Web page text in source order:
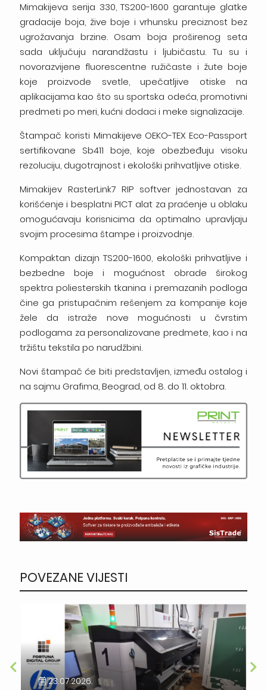
Mimakijeva serija 330, TS200-1600 garantuje glatke
gradacije boja, žive boje i vrhunsku preciznost bez
ugrožavanja brzine. Osam boja proširenog seta
sada uključuju narandžastu i ljubičastu. Tu su i
novorazvijene fluorescentne ružičaste i žute boje
koje proizvode svetle, upečatljive otiske na
aplikacijama kao što su sportska odeća, promotivni
predmeti po meri, kućni dodaci i meke signalizacije.
Štampač koristi Mimakijeve OEKO-TEX Eco-Passport
sertifikovane Sb411 boje, koje obezbeđuju visoku
rezoluciju, dugotrajnost i ekološki prihvatljive otiske.
Mimakijev RasterLink7 RIP softver jednostavan za
korišćenje i besplatni PICT alat za praćenje u oblaku
omogućavaju korisnicima da optimalno upravljaju
svojim procesima štampe i proizvodnje.
Kompaktan dizajn TS200-1600, ekološki prihvatljive i
bezbedne boje i mogućnost obrade širokog
spektra poliesterskih tkanina i premazanih podloga
čine ga pristupačnim rešenjem za kompanije koje
žele da istraže nove mogućnosti u čvrstim
podlogama za personalizovane predmete, kao i na
tržištu tekstila po narudžbini.
Novi štampač će biti predstavljen, između ostalog i
na sajmu Grafima, Beograd, od 8. do 11. oktobra.
POVEZANE VIJESTI
23.07.2026.